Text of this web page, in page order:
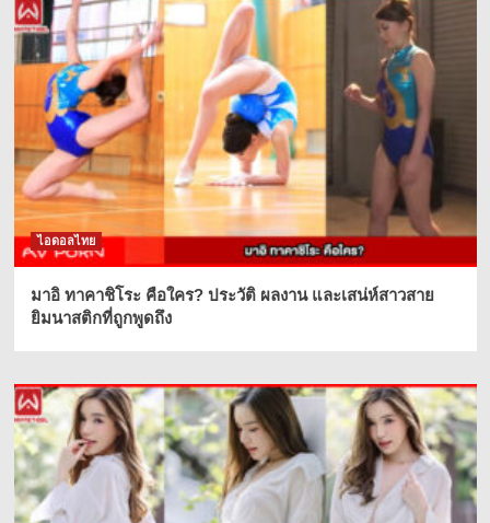
ไอดอลไทย
มาอิ ทาคาชิโระ คือใคร? ประวัติ ผลงาน และเสน่ห์สาวสาย
ยิมนาสติกที่ถูกพูดถึง